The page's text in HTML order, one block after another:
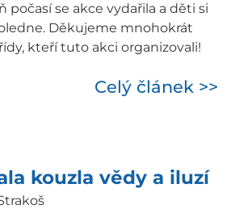
počasí se akce vydařila a děti si
Děkujeme mnohokrát
kteří tuto akci organizovali!
Celý článek >>
kouzla vědy a iluzí